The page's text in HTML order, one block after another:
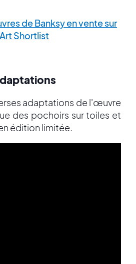
de Banksy en vente sur
Art Shortlist
adaptations de l'œuvre
des pochoirs sur toiles et
édition limitée.